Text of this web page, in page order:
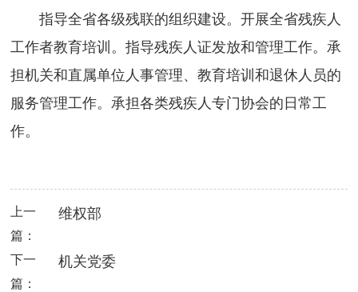
指导全省各级残联的组织建设。开展全省残疾人
工作者教育培训。指导残疾人证发放和管理工作。承
担机关和直属单位人事管理、教育培训和退休人员的
服务管理工作。承担各类残疾人专门协会的日常工
作。
上一
篇：
维权部
下一
篇：
机关党委